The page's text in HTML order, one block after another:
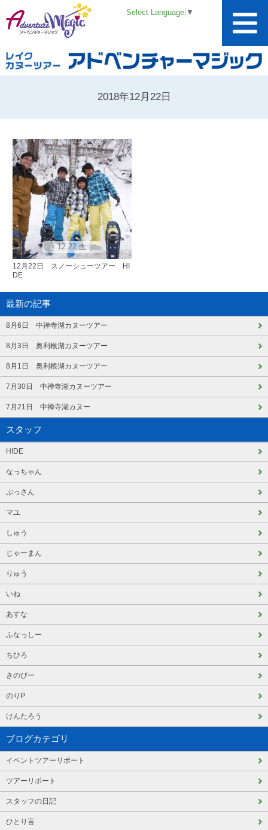
Select Language ▼
2018年12月22日
12.22 土
12月22日 スノーシューツアー HI
DE
最新の記事
8月6日 中禅寺湖カヌーツアー
8月3日 奥利根湖カヌーツアー
8月1日 奥利根湖カヌーツアー
7月30日 中禅寺湖カヌーツアー
7月21日 中禅寺湖カヌー
スタッフ
HIDE
なっちゃん
ぶっさん
マユ
しゅう
じゃーまん
りゅう
いね
あすな
ふなっしー
ちひろ
きのぴー
のりP
けんたろう
ブログカテゴリ
イベントツアーリポート
ツアーリポート
スタッフの日記
ひとり言